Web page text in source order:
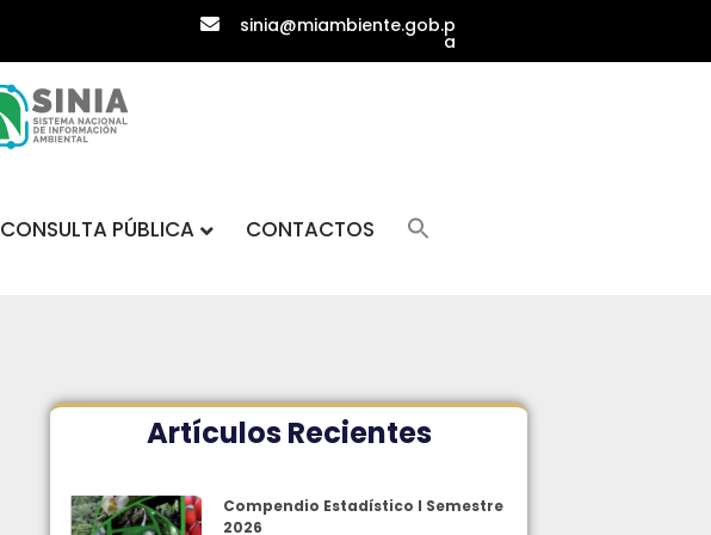
sinia@miambiente.gob.p
a
CONSULTA PÚBLICA CONTACTOS
Artículos Recientes
Compendio Estadístico I Semestre
2026